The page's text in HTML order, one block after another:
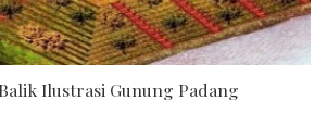
Ilustrasi Gunung Padang